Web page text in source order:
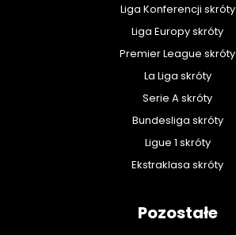
Liga Konferencji skróty
Liga Europy skróty
Premier League skróty
La Liga skróty
Serie A skróty
Bundesliga skróty
Ligue 1 skróty
Ekstraklasa skróty
Pozostałe